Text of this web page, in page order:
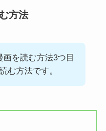
方法
を読む方法3つ目
む方法です。